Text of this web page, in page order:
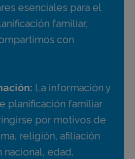
esenciales para el
familiar,
con
La información y
planificación familiar
por motivos de
religión, afiliación
edad,